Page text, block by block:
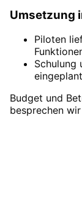
Umsetzung
Piloten
Schulung
Budget und
besprechen